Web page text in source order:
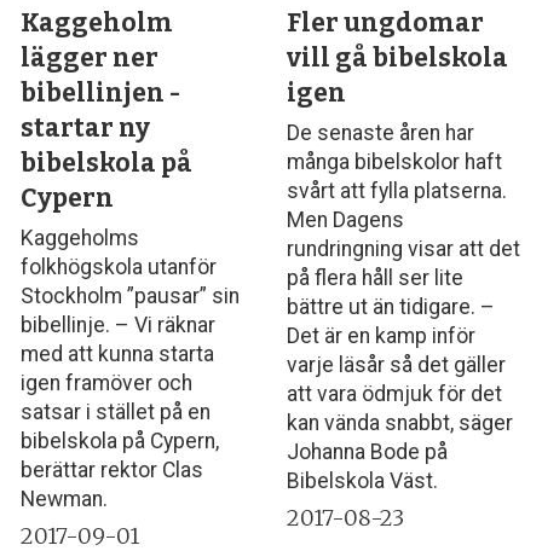
Kaggeholm
lägger ner
bibellinjen -
startar ny
bibelskola på
Cypern
Kaggeholms
folkhögskola utanför
Stockholm ”pausar” sin
bibellinje. – Vi räknar
med att kunna starta
igen framöver och
satsar i stället på en
bibelskola på Cypern,
berättar rektor Clas
Newman.
2017-09-01
Fler ungdomar
vill gå bibelskola
igen
De senaste åren har
många bibelskolor haft
svårt att fylla platserna.
Men Dagens
rundringning visar att det
på flera håll ser lite
bättre ut än tidigare. –
Det är en kamp inför
varje läsår så det gäller
att vara ödmjuk för det
kan vända snabbt, säger
Johanna Bode på
Bibelskola Väst.
2017-08-23